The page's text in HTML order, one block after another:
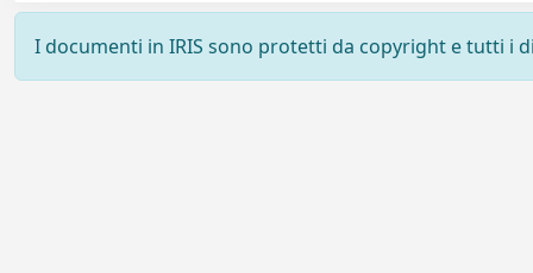
I documenti in IRIS sono protetti da copyright e tutti i